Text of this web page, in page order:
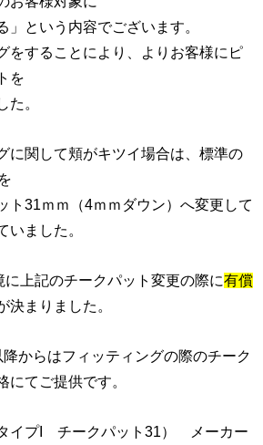
」という内容でございます。
をすることにより、よりお客様にピ
を
た。
に関して頬がキツイ場合は、標準の
ト31ｍｍ（4ｍｍダウン）へ変更して
いました。
に上記のチークパット変更の際に有償
決まりました。
からはフィッティングの際のチーク
にてご提供です。
イプI チークパット31） メーカー